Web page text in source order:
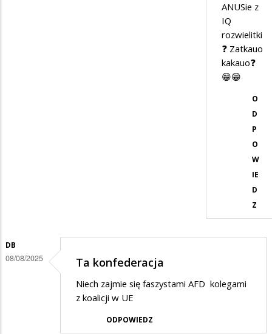
ANUSie z
IQ
rozwielitki
❓ Zatkauo
kakauo❓
😁😁
O
D
P
O
W
IE
D
Z
DB
08/08/2025 Ta konfederacja
Niech zajmie się faszystami AFD kolegami
z koalicji w UE
ODPOWIEDZ